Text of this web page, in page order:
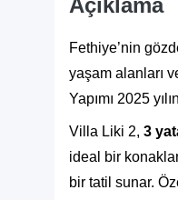
Açıklama
Fethiye’nin
yaşam alanları
Yapımı 2025
Villa Liki 2, 3
ideal bir
bir tatil sunar.